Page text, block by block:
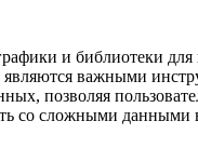
и библиотеки для
являются важными
позволяя
со сложными данными